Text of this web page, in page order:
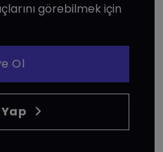
görebilmek için
Ol